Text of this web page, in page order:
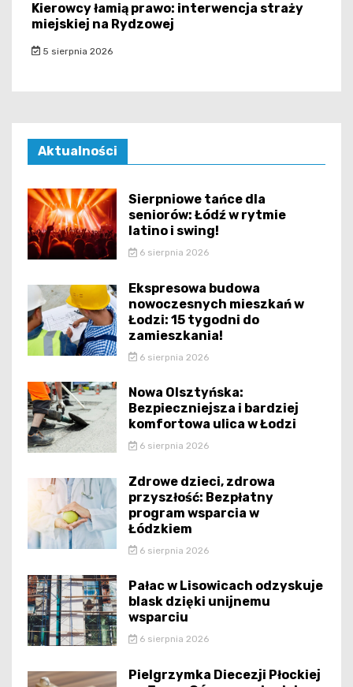
Kierowcy łamią prawo: interwencja straży
miejskiej na Rydzowej
5 sierpnia 2026
Aktualności
Sierpniowe tańce dla
seniorów: Łódź w rytmie
latino i swing!
6 sierpnia 2026
Ekspresowa budowa
nowoczesnych mieszkań w
Łodzi: 15 tygodni do
zamieszkania!
6 sierpnia 2026
Nowa Olsztyńska:
Bezpieczniejsza i bardziej
komfortowa ulica w Łodzi
6 sierpnia 2026
Zdrowe dzieci, zdrowa
przyszłość: Bezpłatny
program wsparcia w
Łódzkiem
6 sierpnia 2026
Pałac w Lisowicach odzyskuje
blask dzięki unijnemu
wsparciu
6 sierpnia 2026
Pielgrzymka Diecezji Płockiej